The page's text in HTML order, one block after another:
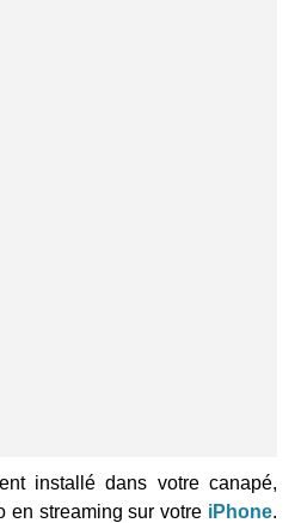
installé dans votre canapé,
en streaming sur votre iPhone.